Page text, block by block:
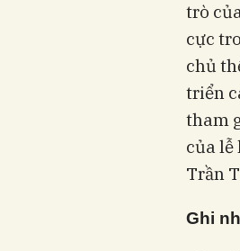
trò
cực
chủ
triển
tham
của lễ
Trần
Ghi